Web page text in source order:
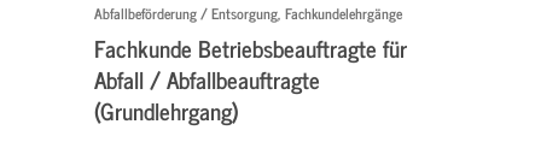
Abfallbeförderung / Entsorgung, Fachkundelehrgänge
Fachkunde Betriebsbeauftragte für
Abfall / Abfallbeauftragte
(Grundlehrgang)